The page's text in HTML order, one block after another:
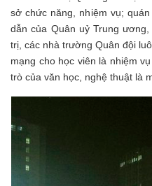
sở chức năng, nhiệm vụ;
dẫn của Quân uỷ Trung
trị, các nhà trường Quân đội
mạng cho học viên là nhiệm
trò của văn học, nghệ thuật là